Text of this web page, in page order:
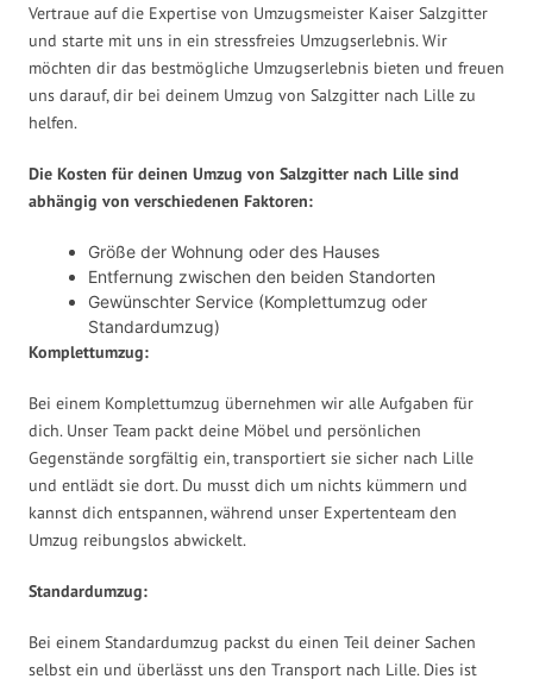
Vertraue auf die Expertise von Umzugsmeister Kaiser Salzgitter
und starte mit uns in ein stressfreies Umzugserlebnis. Wir
möchten dir das bestmögliche Umzugserlebnis bieten und freuen
uns darauf, dir bei deinem Umzug von Salzgitter nach Lille zu
helfen.
Die Kosten für deinen Umzug von Salzgitter nach Lille sind
abhängig von verschiedenen Faktoren:
Größe der Wohnung oder des Hauses
Entfernung zwischen den beiden Standorten
Gewünschter Service (Komplettumzug oder
Standardumzug)
Komplettumzug:
Bei einem Komplettumzug übernehmen wir alle Aufgaben für
dich. Unser Team packt deine Möbel und persönlichen
Gegenstände sorgfältig ein, transportiert sie sicher nach Lille
und entlädt sie dort. Du musst dich um nichts kümmern und
kannst dich entspannen, während unser Expertenteam den
Umzug reibungslos abwickelt.
Standardumzug:
Bei einem Standardumzug packst du einen Teil deiner Sachen
selbst ein und überlässt uns den Transport nach Lille. Dies ist